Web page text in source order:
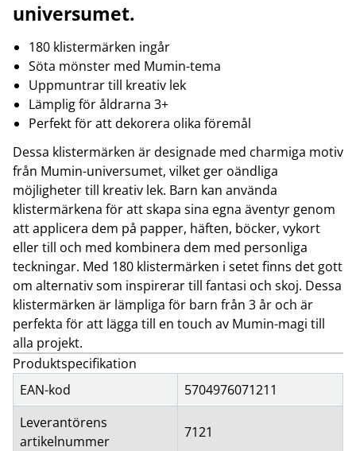
universumet.
180 klistermärken ingår
Söta mönster med Mumin-tema
Uppmuntrar till kreativ lek
Lämplig för åldrarna 3+
Perfekt för att dekorera olika föremål
Dessa klistermärken är designade med charmiga motiv
från Mumin-universumet, vilket ger oändliga
möjligheter till kreativ lek. Barn kan använda
klistermärkena för att skapa sina egna äventyr genom
att applicera dem på papper, häften, böcker, vykort
eller till och med kombinera dem med personliga
teckningar. Med 180 klistermärken i setet finns det gott
om alternativ som inspirerar till fantasi och skoj. Dessa
klistermärken är lämpliga för barn från 3 år och är
perfekta för att lägga till en touch av Mumin-magi till
alla projekt.
Produktspecifikation
EAN-kod
5704976071211
Leverantörens
artikelnummer
7121